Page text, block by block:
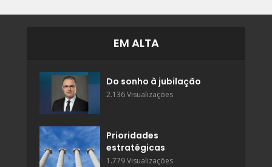
EM ALTA
Do sonho à jubilação
2.136 Visualizações
Prioridades
estratégicas
1.779 Visualizações